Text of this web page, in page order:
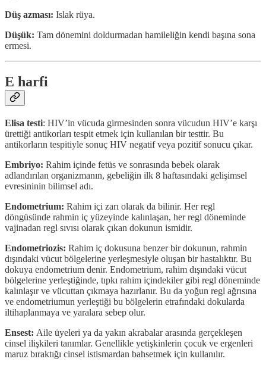
Düş azması: Islak rüya.
Düşük: Tam dönemini doldurmadan hamileliğin kendi başına sona
ermesi.
E harfi
Elisa testi: HIV’in vücuda girmesinden sonra vücudun HIV’e karşı
ürettiği antikorları tespit etmek için kullanılan bir testtir. Bu
antikorların tespitiyle sonuç HIV negatif veya pozitif sonucu çıkar.
Embriyo: Rahim içinde fetüs ve sonrasında bebek olarak
adlandırılan organizmanın, gebeliğin ilk 8 haftasındaki gelişimsel
evresininin bilimsel adı.
Endometrium: Rahim içi zarı olarak da bilinir. Her regl
döngüsünde rahmin iç yüzeyinde kalınlaşan, her regl döneminde
vajinadan regl sıvısı olarak çıkan dokunun ismidir.
Endometriozis: Rahim iç dokusuna benzer bir dokunun, rahmin
dışındaki vücut bölgelerine yerleşmesiyle oluşan bir hastalıktır. Bu
dokuya endometrium denir. Endometrium, rahim dışındaki vücut
bölgelerine yerleştiğinde, tıpkı rahim içindekiler gibi regl döneminde
kalınlaşır ve vücuttan çıkmaya hazırlanır. Bu da yoğun regl ağrısına
ve endometriumun yerleştiği bu bölgelerin etrafındaki dokularda
iltihaplanmaya ve yaralara sebep olur.
Ensest: Aile üyeleri ya da yakın akrabalar arasında gerçekleşen
cinsel ilişkileri tanımlar. Genellikle yetişkinlerin çocuk ve ergenleri
maruz bıraktığı cinsel istismardan bahsetmek için kullanılır.